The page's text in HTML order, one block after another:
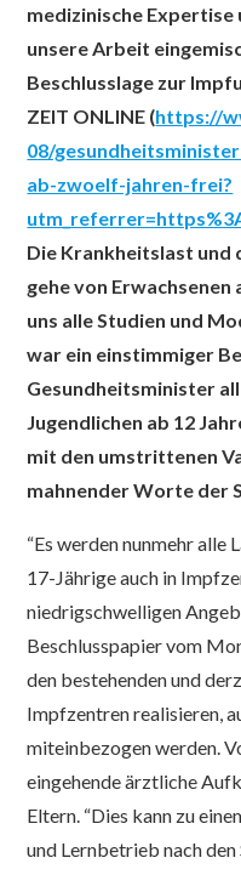
medizinische Expertise
unsere Arbeit
Beschlusslage zur
ZEIT ONLINE (https://
08/
ab-zwoelf-jahren-frei?
Die Krankheitslast
gehe von Erwachsenen
uns alle Studien und
war ein einstimmiger
Gesundheitsminister
Jugendlichen ab 12
mit den umstrittenen
mahnender Worte der
“Es werden nunmehr
17-Jährige auch in
niedrigschwelligen
Beschlusspapier vom
den bestehenden und
Impfzentren realisieren,
miteinbezogen werden.
eingehende ärztliche
Eltern. “Dies kann zu
und Lernbetrieb nach